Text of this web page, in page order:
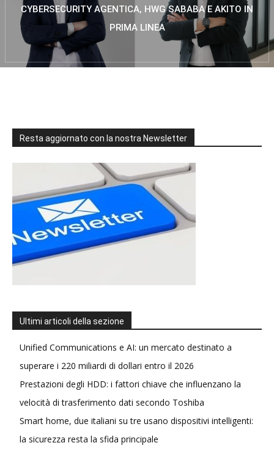
CYBERSECURITY AGENTICA, HWG SABABA E AKITO IN
PRIMA LINEA
Resta aggiornato con la nostra Newsletter
Ultimi articoli della sezione
Unified Communications e AI: un mercato destinato a
superare i 220 miliardi di dollari entro il 2026
Prestazioni degli HDD: i fattori chiave che influenzano la
velocità di trasferimento dati secondo Toshiba
Smart home, due italiani su tre usano dispositivi intelligenti:
la sicurezza resta la sfida principale